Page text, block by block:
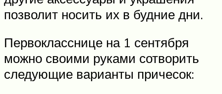
позволит носить их в будние дни.
Первокласснице на 1 сентября
можно своими руками сотворить
следующие варианты причесок: